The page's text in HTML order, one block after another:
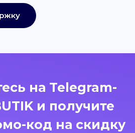
на Telegram-
и получите
код на скидку